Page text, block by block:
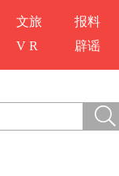
文旅
报料
V R 辟谣